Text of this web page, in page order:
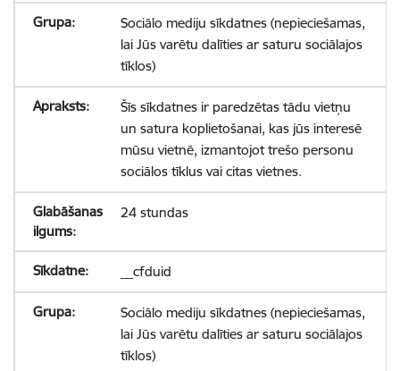
Sociālo mediju sīkdatnes (nepieciešamas,
lai Jūs varētu dalīties ar saturu sociālajos
tīklos)
Šīs sīkdatnes ir paredzētas tādu vietņu
un satura koplietošanai, kas jūs interesē
mūsu vietnē, izmantojot trešo personu
sociālos tīklus vai citas vietnes.
24 stundas
__cfduid
Sociālo mediju sīkdatnes (nepieciešamas,
lai Jūs varētu dalīties ar saturu sociālajos
tīklos)